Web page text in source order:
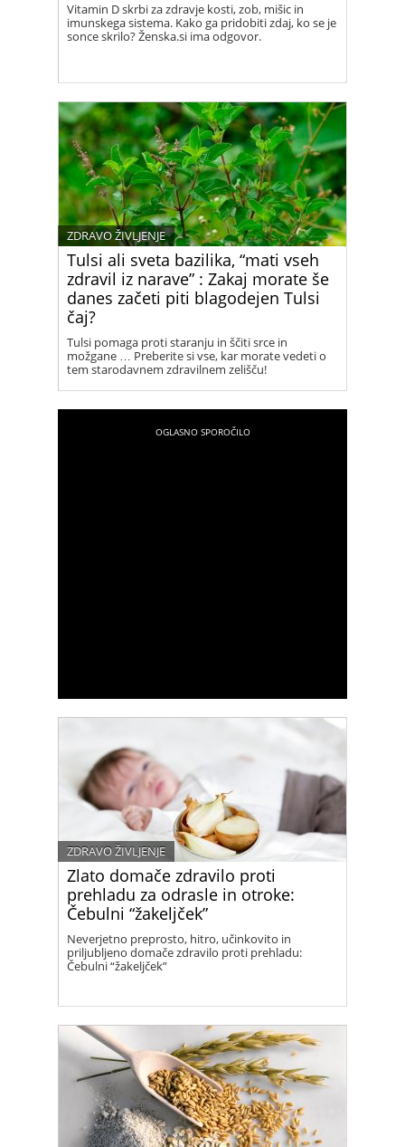
Vitamin D skrbi za zdravje kosti, zob, mišic in
imunskega sistema. Kako ga pridobiti zdaj, ko se je
sonce skrilo? Ženska.si ima odgovor.
Tulsi ali sveta bazilika, “mati vseh
zdravil iz narave” : Zakaj morate še
danes začeti piti blagodejen Tulsi
čaj?
ZDRAVO ŽIVLJENJE
Tulsi pomaga proti staranju in ščiti srce in
možgane … Preberite si vse, kar morate vedeti o
tem starodavnem zdravilnem zelišču!
Zlato domače zdravilo proti
prehladu za odrasle in otroke:
Čebulni “žakeljček”
ZDRAVO ŽIVLJENJE
Neverjetno preprosto, hitro, učinkovito in
priljubljeno domače zdravilo proti prehladu:
Čebulni “žakeljček”